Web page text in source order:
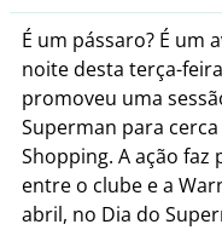
É um pássaro? É um
noite desta terça-
promoveu uma
Superman para
Shopping. A ação
entre o clube e a
abril, no Dia do